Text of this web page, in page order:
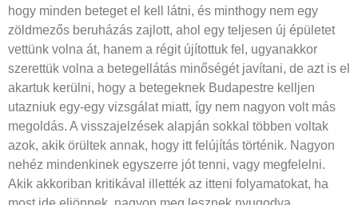
hogy minden beteget el kell látni, és minthogy nem egy
zöldmezős beruházás zajlott, ahol egy teljesen új épületet
vettünk volna át, hanem a régit újítottuk fel, ugyanakkor
szerettük volna a betegellátás minőségét javítani, de azt is el
akartuk kerülni, hogy a betegeknek Budapestre kelljen
utazniuk egy-egy vizsgálat miatt, így nem nagyon volt más
megoldás. A visszajelzések alapján sokkal többen voltak
azok, akik örültek annak, hogy itt felújítás történik. Nagyon
nehéz mindenkinek egyszerre jót tenni, vagy megfelelni.
Akik akkoriban kritikával illették az itteni folyamatokat, ha